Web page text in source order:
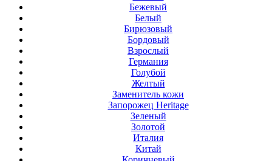
Бежевый
Белый
Бирюзовый
Бордовый
Взрослый
Германия
Голубой
Желтый
Заменитель кожи
Запорожец Heritage
Зеленый
Золотой
Италия
Китай